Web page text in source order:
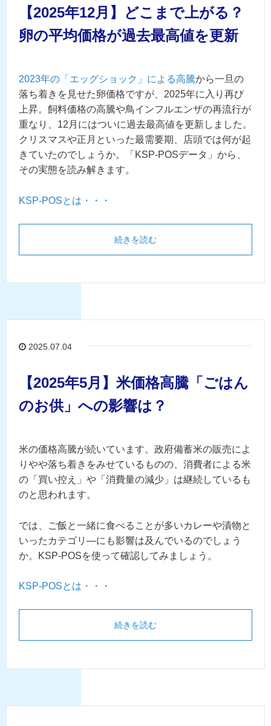
【2025年12月】どこまで上がる？
卵の平均価格が過去最高値を更新
2023年の「エッグショック」による高騰から一旦の
落ち着きを見せた卵価格ですが、2025年に入り再び
上昇。飼料価格の高騰や鳥インフルエンザの再流行が
重なり、12月にはついに過去最高値を更新しました。
クリスマスや正月といった最需要期、店頭では何が起
きていたのでしょうか。「KSP-POSデータ」から、
その実態を読み解きます。
KSP-POSとは・・・
続きを読む
2025.07.04
【2025年5月】米価格高騰「ごはん
のお供」への影響は？
米の価格高騰が続いています。政府備蓄米の販売によ
りやや落ち着きをみせているものの、消費者による米
の「買い控え」や「消費量の減少」は継続しているも
のと思われます。
では、
ご飯と一緒に食べることが多いカレーや漬物と
いったカテゴリ―にも影響は及んでいるのでしょう
か。KSP-POSを使って確認してみましょう。
KSP-POSとは・・・
続きを読む